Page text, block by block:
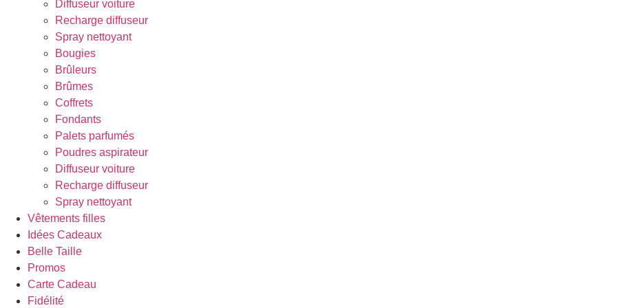
Diffuseur voiture
Recharge diffuseur
Spray nettoyant
Bougies
Brûleurs
Brûmes
Coffrets
Fondants
Palets parfumés
Poudres aspirateur
Diffuseur voiture
Recharge diffuseur
Spray nettoyant
Vêtements filles
Idées Cadeaux
Belle Taille
Promos
Carte Cadeau
Fidélité